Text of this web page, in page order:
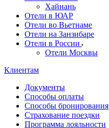
Хайнань
Отели в ЮАР
Отели во Вьетнаме
Отели на Занзибаре
Отели в России
Отели Москвы
Клиентам
Документы
Способы оплаты
Способы бронирования
Страхование поездки
Программа лояльности